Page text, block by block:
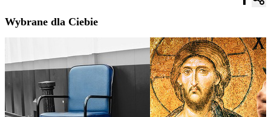
Wybrane dla Ciebie